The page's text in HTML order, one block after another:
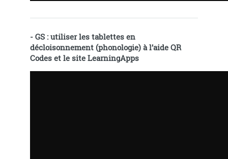
- GS : utiliser les tablettes en
décloisonnement (phonologie) à l’aide QR
Codes et le site LearningApps